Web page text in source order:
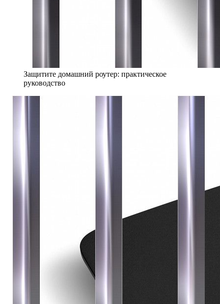
Защитите домашний роутер: практическое
руководство